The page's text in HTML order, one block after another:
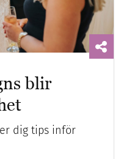
blir
dig tips inför